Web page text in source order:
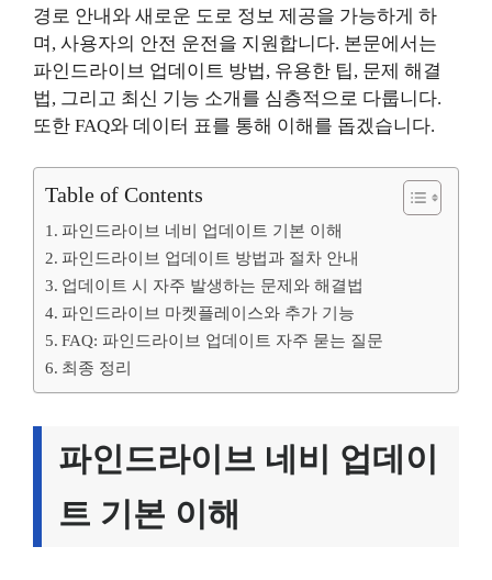
경로 안내와 새로운 도로 정보 제공을 가능하게 하
며, 사용자의 안전 운전을 지원합니다. 본문에서는
파인드라이브 업데이트 방법, 유용한 팁, 문제 해결
법, 그리고 최신 기능 소개를 심층적으로 다룹니다.
또한 FAQ와 데이터 표를 통해 이해를 돕겠습니다.
Table of Contents
파인드라이브 네비 업데이트 기본 이해
파인드라이브 업데이트 방법과 절차 안내
업데이트 시 자주 발생하는 문제와 해결법
파인드라이브 마켓플레이스와 추가 기능
FAQ: 파인드라이브 업데이트 자주 묻는 질문
최종 정리
파인드라이브 네비 업데이
트 기본 이해